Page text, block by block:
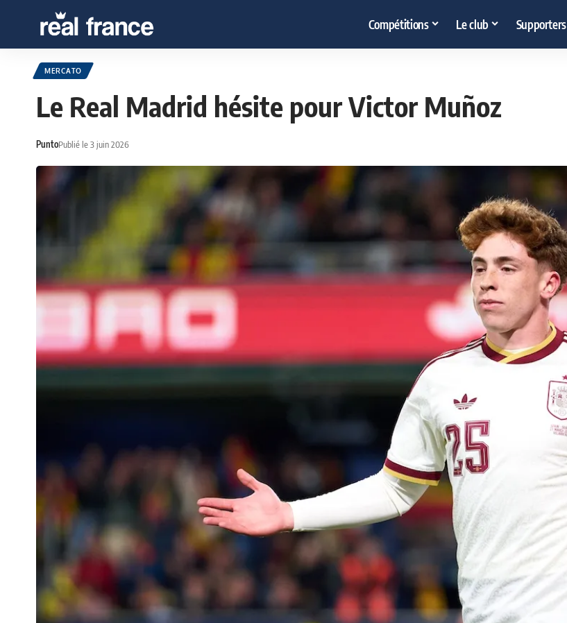
Compétitions Le club Supporters
MERCATO
Le Real Madrid hésite pour Victor Muñoz
PuntoPublié le 3 juin 2026